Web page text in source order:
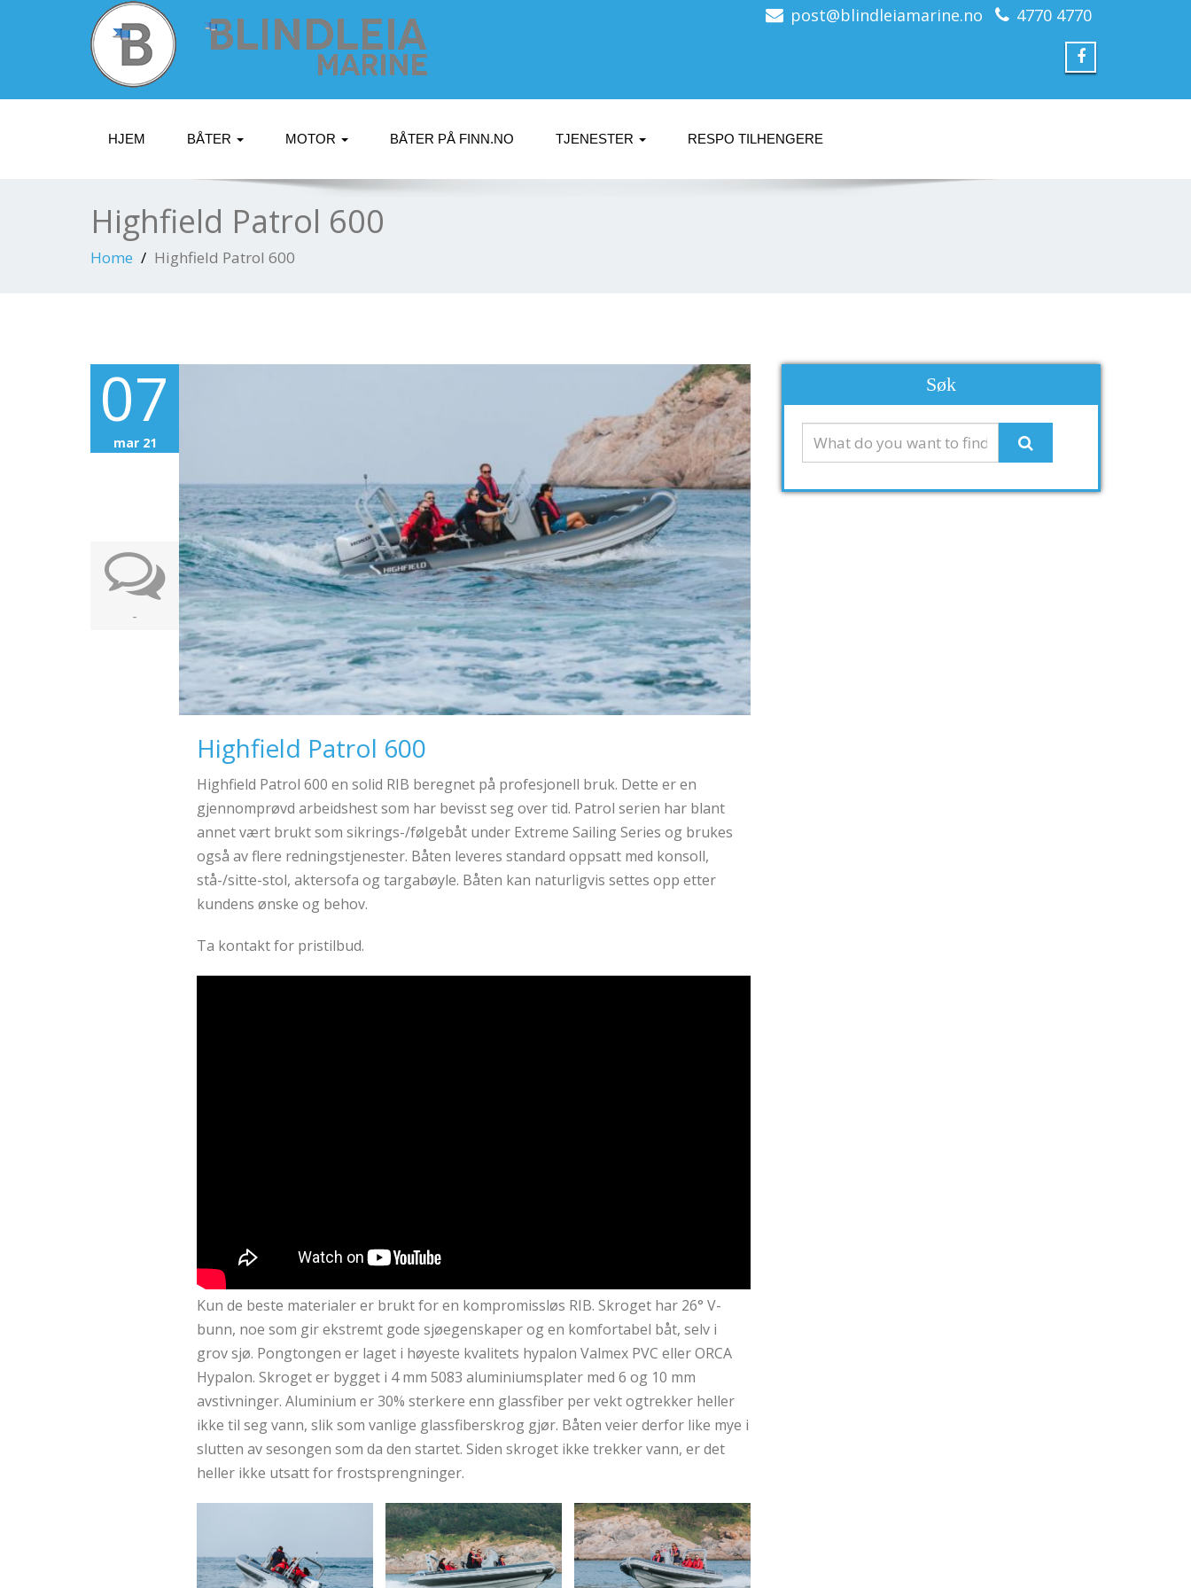
post@blindleiamarine.no 4770 4770
HJEM BÅTER MOTOR BÅTER PÅ FINN.NO TJENESTER RESPO TILHENGERE
Highfield Patrol 600
Home Highfield Patrol 600
07
mar 21
-
Highfield Patrol 600
Highfield Patrol 600 en solid RIB beregnet på profesjonell bruk. Dette er en
gjennomprøvd arbeidshest som har bevisst seg over tid. Patrol serien har blant
annet vært brukt som sikrings-/følgebåt under Extreme Sailing Series og brukes
også av flere redningstjenester. Båten leveres standard oppsatt med konsoll,
stå-/sitte-stol, aktersofa og targabøyle. Båten kan naturligvis settes opp etter
kundens ønske og behov.
Ta kontakt for pristilbud.
Kun de beste materialer er brukt for en kompromissløs RIB. Skroget har 26° V-
bunn, noe som gir ekstremt gode sjøegenskaper og en komfortabel båt, selv i
grov sjø. Pongtongen er laget i høyeste kvalitets hypalon Valmex PVC eller ORCA
Hypalon. Skroget er bygget i 4 mm 5083 aluminiumsplater med 6 og 10 mm
avstivninger. Aluminium er 30% sterkere enn glassfiber per vekt ogtrekker heller
ikke til seg vann, slik som vanlige glassfiberskrog gjør. Båten veier derfor like mye i
slutten av sesongen som da den startet. Siden skroget ikke trekker vann, er det
heller ikke utsatt for frostsprengninger.
Søk